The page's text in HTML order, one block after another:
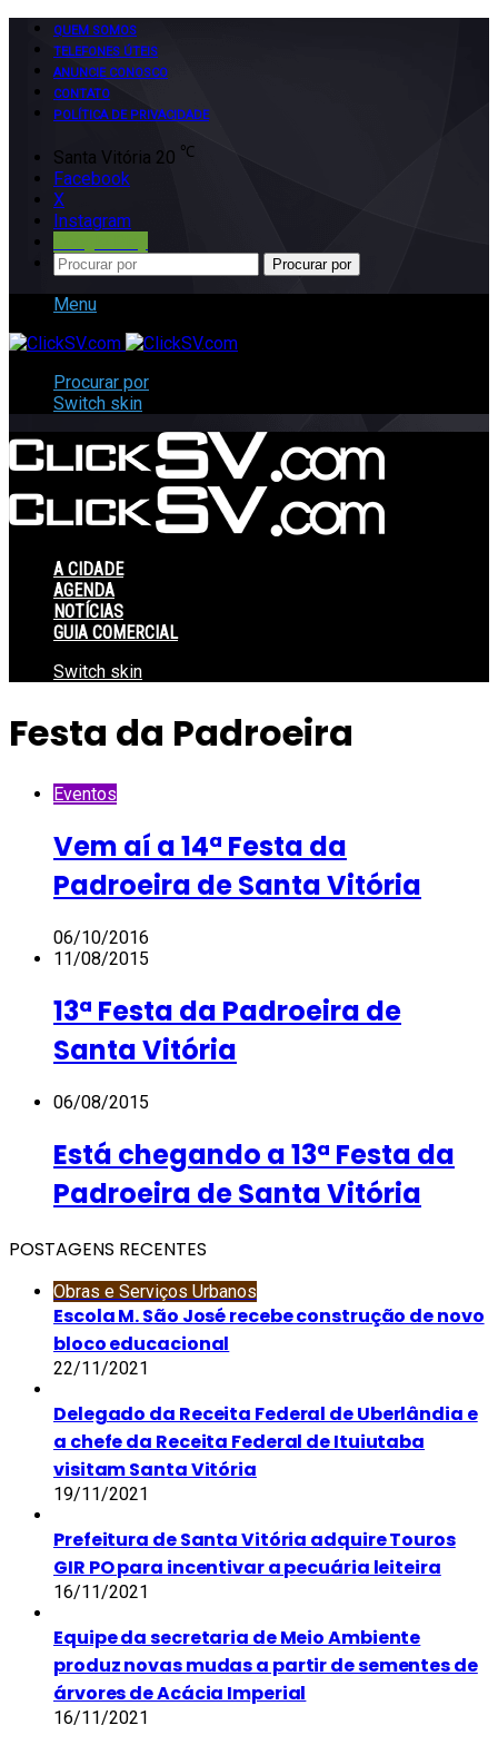
QUEM SOMOS
TELEFONES ÚTEIS
ANUNCIE CONOSCO
CONTATO
POLÍTICA DE PRIVACIDADE
Santa Vitória 20 ℃
Facebook
X
Instagram
Procurar por
Menu
Procurar por
Switch skin
A CIDADE
AGENDA
NOTÍCIAS
GUIA COMERCIAL
Switch skin
Festa da Padroeira
Eventos
Vem aí a 14ª Festa da
Padroeira de Santa Vitória
06/10/2016
11/08/2015
13ª Festa da Padroeira de
Santa Vitória
06/08/2015
Está chegando a 13ª Festa da
Padroeira de Santa Vitória
POSTAGENS RECENTES
Obras e Serviços Urbanos
Escola M. São José recebe construção de novo
bloco educacional
22/11/2021
Delegado da Receita Federal de Uberlândia e
a chefe da Receita Federal de Ituiutaba
visitam Santa Vitória
19/11/2021
Prefeitura de Santa Vitória adquire Touros
GIR PO para incentivar a pecuária leiteira
16/11/2021
Equipe da secretaria de Meio Ambiente
produz novas mudas a partir de sementes de
árvores de Acácia Imperial
16/11/2021